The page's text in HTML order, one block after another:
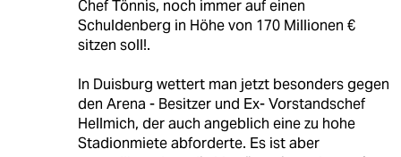
Chef Tönnis, noch immer auf einen
Schuldenberg in Höhe von 170 Millionen €
sitzen soll!.
In Duisburg wettert man jetzt besonders gegen
den Arena - Besitzer und Ex- Vorstandschef
Hellmich, der auch angeblich eine zu hohe
Stadionmiete abforderte. Es ist aber